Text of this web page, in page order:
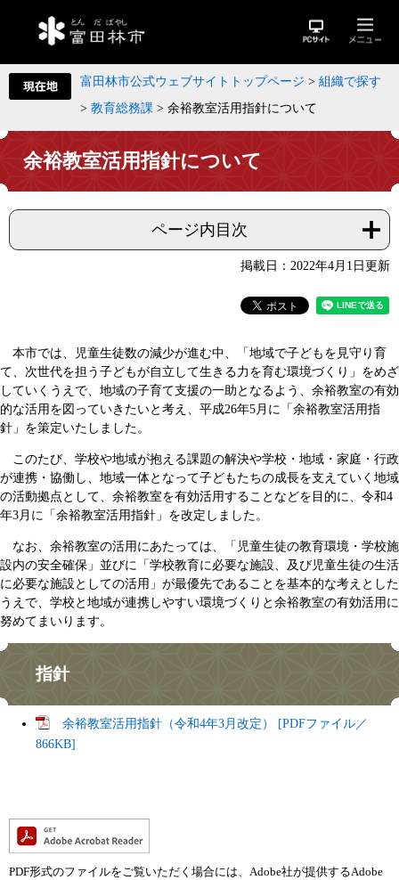
富田林市公式ウェブサイトトップページ > 組織で探す
> 教育総務課 > 余裕教室活用指針について
余裕教室活用指針について
ページ内目次
掲載日：2022年4月1日更新
本市では、児童生徒数の減少が進む中、「地域で子どもを見守り育
て、次世代を担う子どもが自立して生きる力を育む環境づくり」をめざ
していくうえで、地域の子育て支援の一助となるよう、余裕教室の有効
的な活用を図っていきたいと考え、平成26年5月に「余裕教室活用指
針」を策定いたしました。
このたび、学校や地域が抱える課題の解決や学校・地域・家庭・行政
が連携・協働し、地域一体となって子どもたちの成長を支えていく地域
の活動拠点として、余裕教室を有効活用することなどを目的に、令和4
年3月に「余裕教室活用指針」を改定しました。
なお、余裕教室の活用にあたっては、「児童生徒の教育環境・学校施
設内の安全確保」並びに「学校教育に必要な施設、及び児童生徒の生活
に必要な施設としての活用」が最優先であることを基本的な考えとした
うえで、学校と地域が連携しやすい環境づくりと余裕教室の有効活用に
努めてまいります。
指針
余裕教室活用指針（令和4年3月改定） [PDFファイル／
866KB]
PDF形式のファイルをご覧いただく場合には、Adobe社が提供するAdobe